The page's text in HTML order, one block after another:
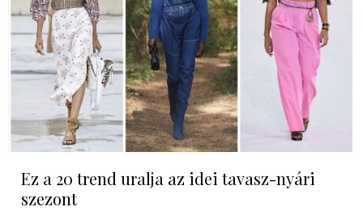
Ez a 20 trend uralja az idei tavasz-nyári
szezont